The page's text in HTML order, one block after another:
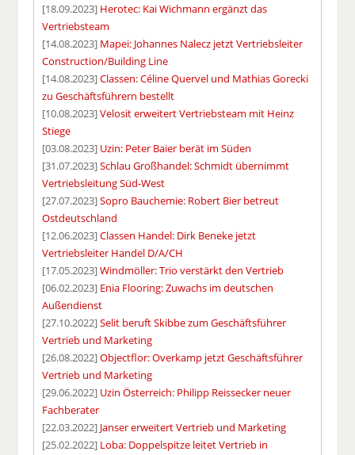
[18.09.2023] Herotec: Kai Wichmann ergänzt das
Vertriebsteam
[14.08.2023] Mapei: Johannes Nalecz jetzt Vertriebsleiter
Construction/Building Line
[14.08.2023]Classen: Céline Quervel und Mathias Gorecki
zu Geschäftsführern bestellt
[10.08.2023]Velosit erweitert Vertriebsteam mit Heinz
Stiege
[03.08.2023] Uzin: Peter Baier berät im Süden
[31.07.2023]Schlau Großhandel: Schmidt übernimmt
Vertriebsleitung Süd-West
[27.07.2023]Sopro Bauchemie: Robert Bier betreut
Ostdeutschland
[12.06.2023]Classen Handel: Dirk Beneke jetzt
Vertriebsleiter Handel D/A/CH
[17.05.2023]Windmöller: Trio verstärkt den Vertrieb
[06.02.2023] Enia Flooring: Zuwachs im deutschen
Außendienst
[27.10.2022]Selit beruft Skibbe zum Geschäftsführer
Vertrieb und Marketing
[26.08.2022]Objectflor: Overkamp jetzt Geschäftsführer
Vertrieb und Marketing
[29.06.2022] Uzin Österreich: Philipp Reissecker neuer
Fachberater
[22.03.2022] Janser erweitert Vertrieb und Marketing
[25.02.2022] Loba: Doppelspitze leitet Vertrieb in